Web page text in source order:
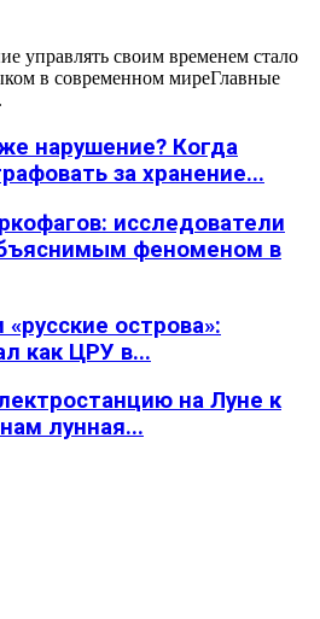
управлять своим временем стало
в современном миреГлавные
нарушение? Когда
за хранение...
исследователи
феноменом в
острова»:
как ЦРУ в...
на Луне к
лунная...